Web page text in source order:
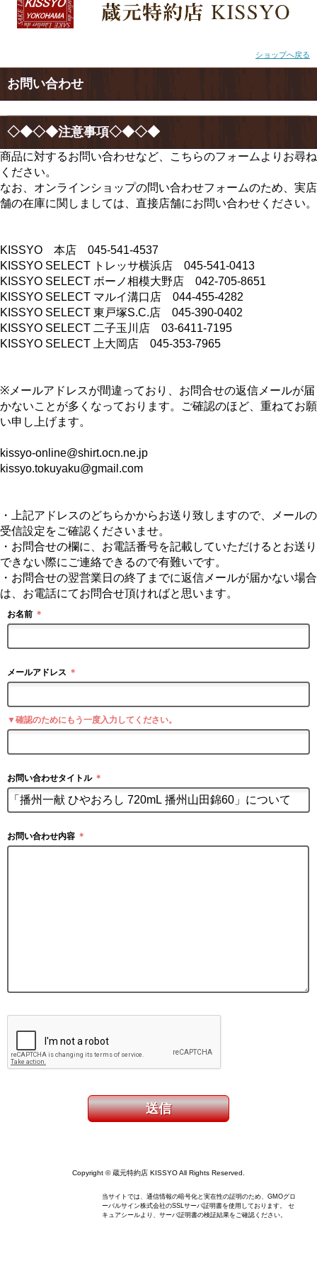
ショップへ戻る
お問い合わせ
◇◆◇◆注意事項◇◆◇◆
商品に対するお問い合わせなど、こちらのフォームよりお尋ね
ください。
なお、オンラインショップの問い合わせフォームのため、実店
舗の在庫に関しましては、直接店舗にお問い合わせください。
KISSYO 本店 045-541-4537
KISSYO SELECT トレッサ横浜店 045-541-0413
KISSYO SELECT ボーノ相模大野店 042-705-8651
KISSYO SELECT マルイ溝口店 044-455-4282
KISSYO SELECT 東戸塚S.C.店 045-390-0402
KISSYO SELECT 二子玉川店 03-6411-7195
KISSYO SELECT 上大岡店 045-353-7965
※メールアドレスが間違っており、お問合せの返信メールが届
かないことが多くなっております。ご確認のほど、重ねてお願
い申し上げます。
kissyo-online@shirt.ocn.ne.jp
kissyo.tokuyaku@gmail.com
・上記アドレスのどちらかからお送り致しますので、メールの
受信設定をご確認くださいませ。
・お問合せの欄に、お電話番号を記載していただけるとお送り
できない際にご連絡できるので有難いです。
・お問合せの翌営業日の終了までに返信メールが届かない場合
は、お電話にてお問合せ頂ければと思います。
お名前 ＊
メールアドレス ＊
▼確認のためにもう一度入力してください。
お問い合わせタイトル ＊
お問い合わせ内容 ＊
Copyright © 蔵元特約店 KISSYO All Rights Reserved.
当サイトでは、通信情報の暗号化と実在性の証明のため、GMOグロ
ーバルサイン株式会社のSSLサーバ証明書を使用しております。 セ
キュアシールより、サーバ証明書の検証結果をご確認ください。